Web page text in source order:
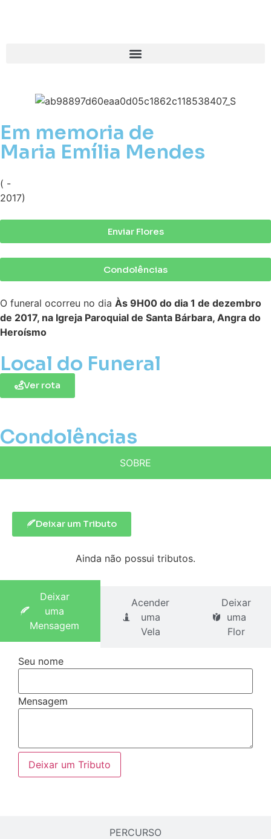
Em memoria de
Maria Emília Mendes
( -
2017)
Enviar Flores
Condolências
O funeral ocorreu no dia Às 9H00 do dia 1 de dezembro
de 2017, na Igreja Paroquial de Santa Bárbara, Angra do
Heroísmo
Local do Funeral
Ver rota
Condolências
SOBRE
PERCURSO
Deixar um Tributo
Ainda não possui tributos.
Deixar
uma
Mensagem
Acender
uma
Vela
Deixar
uma
Flor
Seu nome
Mensagem
Deixar um Tributo